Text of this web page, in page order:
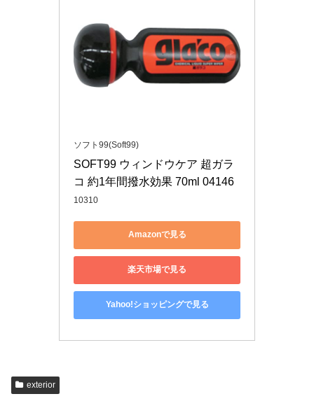
ソフト99(Soft99)
SOFT99 ウィンドウケア 超ガラ
コ 約1年間撥水効果 70ml 04146
10310
Amazonで見る
楽天市場で見る
Yahoo!ショッピングで見る
exterior